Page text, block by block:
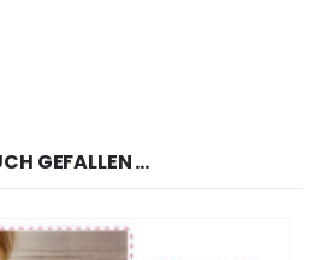
GEFALLEN …